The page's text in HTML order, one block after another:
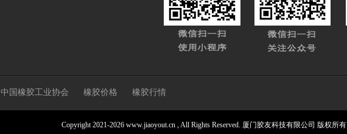
中国橡胶工业协会 橡胶价格 橡胶行情
Copyright 2021-2026 www.jiaoyout.cn , All Rights Reserved. 厦门胶友科技有限公司 版权所有